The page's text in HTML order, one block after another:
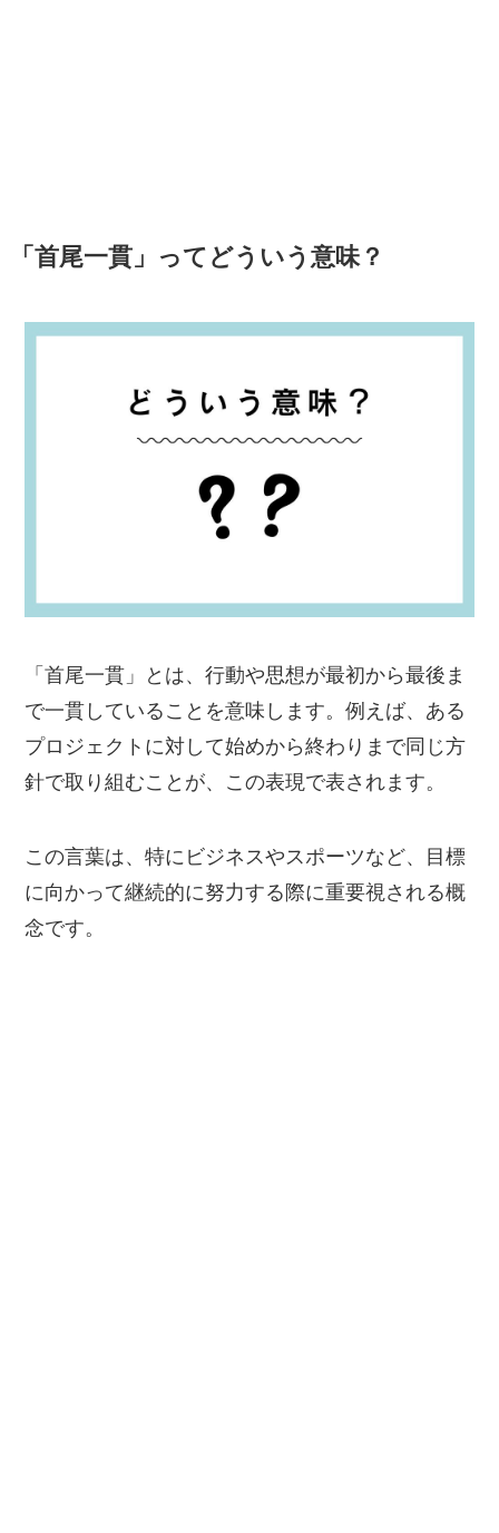
「首尾一貫」ってどういう意味？
「首尾一貫」とは、行動や思想が最初から最後ま
で一貫していることを意味します。例えば、ある
プロジェクトに対して始めから終わりまで同じ方
針で取り組むことが、この表現で表されます。
この言葉は、特にビジネスやスポーツなど、目標
に向かって継続的に努力する際に重要視される概
念です。